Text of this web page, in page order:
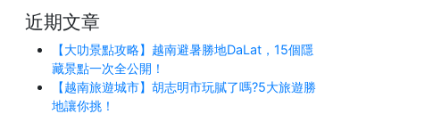
近期文章
【大叻景點攻略】越南避暑勝地DaLat，15個隱
藏景點一次全公開！
【越南旅遊城市】胡志明市玩膩了嗎?5大旅遊勝
地讓你挑！